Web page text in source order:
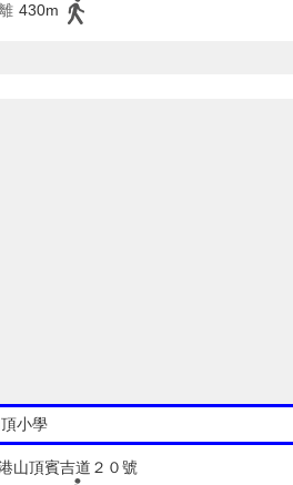
430m
小學
山頂賓吉道２０號